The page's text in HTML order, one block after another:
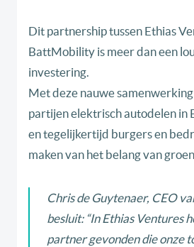
Dit partnership tussen Ethias
BattMobility is meer dan een
investering. ​
​Met deze nauwe
partijen elektrisch autodelen in
en tegelijkertijd burgers en
maken van het belang van
Chris de Guytenaer, CEO
besluit: “In Ethias Ventures
partner gevonden die onze